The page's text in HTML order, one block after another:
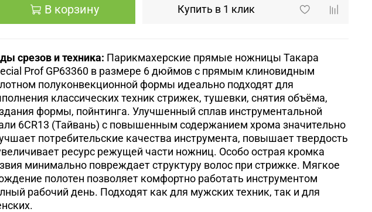
В корзину Купить в 1 клик
срезов и техника: Парикмахерские прямые ножницы Такара
Prof GP63360 в размере 6 дюймов с прямым клиновидным
полуконвекционной формы идеально подходят для
классических техник стрижек, тушевки, снятия объёма,
формы, пойнтинга. Улучшенный сплав инструментальной
6CR13 (Тайвань) с повышенным содержанием хрома значительно
потребительские качества инструмента, повышает твердость
ресурс режущей части ножниц. Особо острая кромка
минимально повреждает структуру волос при стрижке. Мягкое
полотен позволяет комфортно работать инструментом
рабочий день. Подходят как для мужских техник, так и для